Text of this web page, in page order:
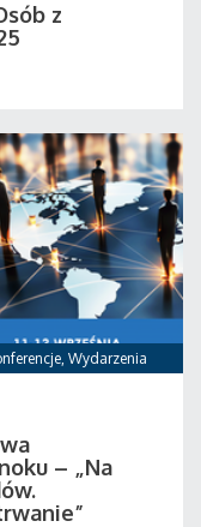
z
, Wydarzenia
– „Na